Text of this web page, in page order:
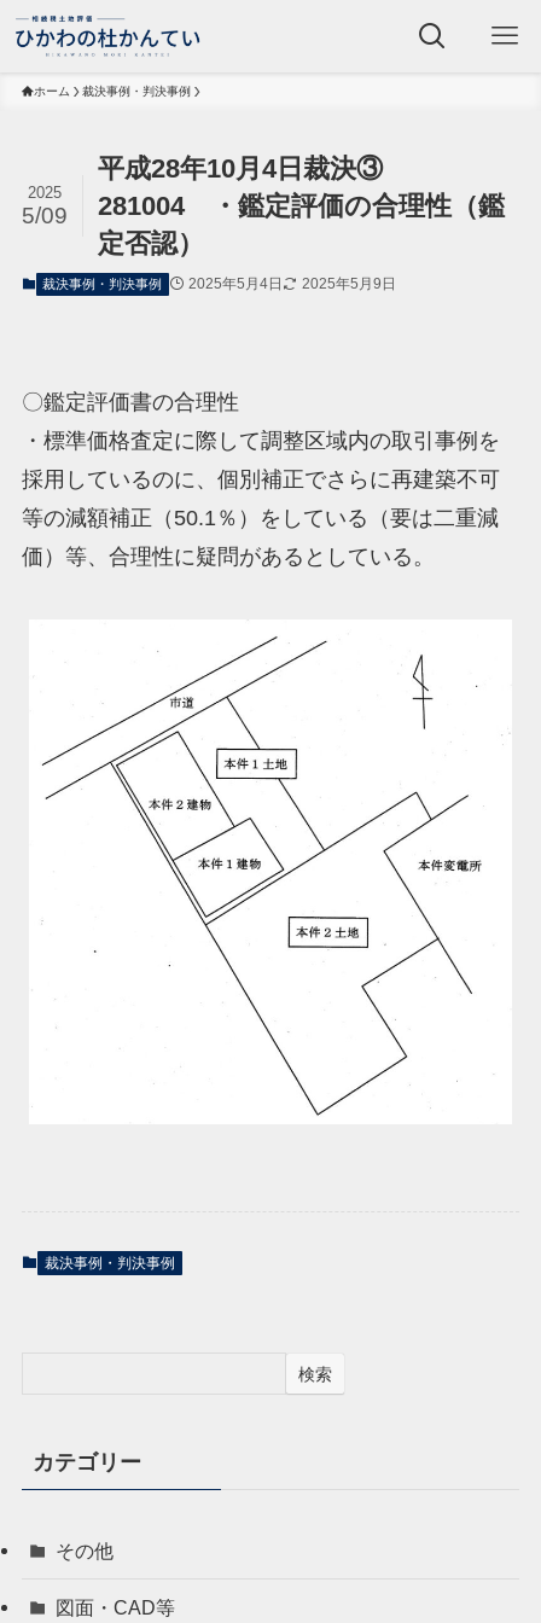
ホーム 裁決事例・判決事例
平成28年10月4日裁決③
281004 ・鑑定評価の合理性（鑑
定否認）
2025
5/09
裁決事例・判決事例 2025年5月4日 2025年5月9日
〇鑑定評価書の合理性
・標準価格査定に際して調整区域内の取引事例を
採用しているのに、個別補正でさらに再建築不可
等の減額補正（50.1％）をしている（要は二重減
価）等、合理性に疑問があるとしている。
裁決事例・判決事例
検索
カテゴリー
その他
図面・CAD等